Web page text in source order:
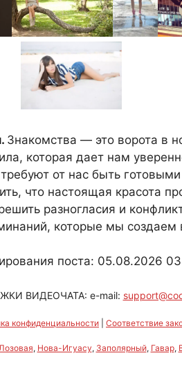
Знакомства — это ворота в
которая дает нам
от нас быть
что настоящая красота
разногласия и
которые мы создаем
поста: 05.08.2026
ВИДЕОЧАТА: e-mail:
конфиденциальности Соответствие
Лозовая, Нова-Игуасу, Заполярный, Гавар,